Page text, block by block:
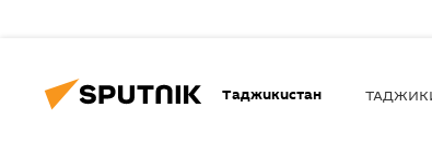
Таджикистан